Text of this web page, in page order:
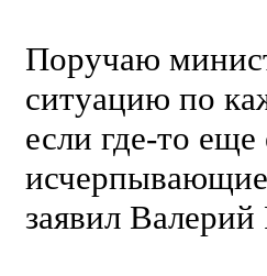
Поручаю
ситуацию по
если где-то
исчерпывающие
заявил Валерий